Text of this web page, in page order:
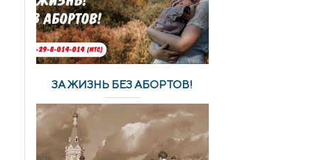
ЗА ЖИЗНЬ БЕЗ АБОРТОВ!